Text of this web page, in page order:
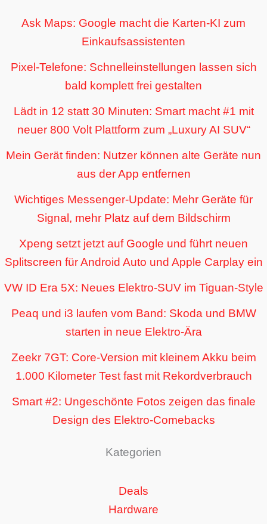
Ask Maps: Google macht die Karten-KI zum
Einkaufsassistenten
Pixel-Telefone: Schnelleinstellungen lassen sich
bald komplett frei gestalten
Lädt in 12 statt 30 Minuten: Smart macht #1 mit
neuer 800 Volt Plattform zum „Luxury AI SUV“
Mein Gerät finden: Nutzer können alte Geräte nun
aus der App entfernen
Wichtiges Messenger-Update: Mehr Geräte für
Signal, mehr Platz auf dem Bildschirm
Xpeng setzt jetzt auf Google und führt neuen
Splitscreen für Android Auto und Apple Carplay ein
VW ID Era 5X: Neues Elektro-SUV im Tiguan-Style
Peaq und i3 laufen vom Band: Skoda und BMW
starten in neue Elektro-Ära
Zeekr 7GT: Core-Version mit kleinem Akku beim
1.000 Kilometer Test fast mit Rekordverbrauch
Smart #2: Ungeschönte Fotos zeigen das finale
Design des Elektro-Comebacks
Kategorien
Deals
Hardware